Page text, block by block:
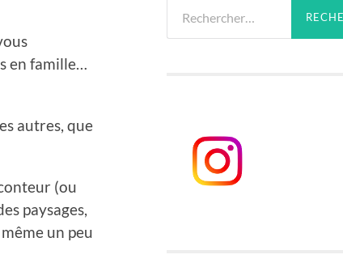
en famille…
autres, que
(ou
paysages,
un peu